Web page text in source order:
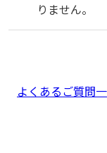
りません。
よくあるご質問